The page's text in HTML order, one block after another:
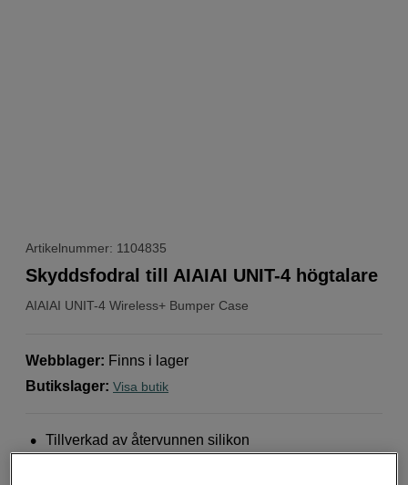
Artikelnummer: 1104835
AIAIAI UNIT-4 Wireless+ Bumper Case
Skyddsfodral till AIAIAI UNIT-4 högtalare
Webblager: Finns i lager
Butikslager: Visa butik
Tillverkad av återvunnen silikon